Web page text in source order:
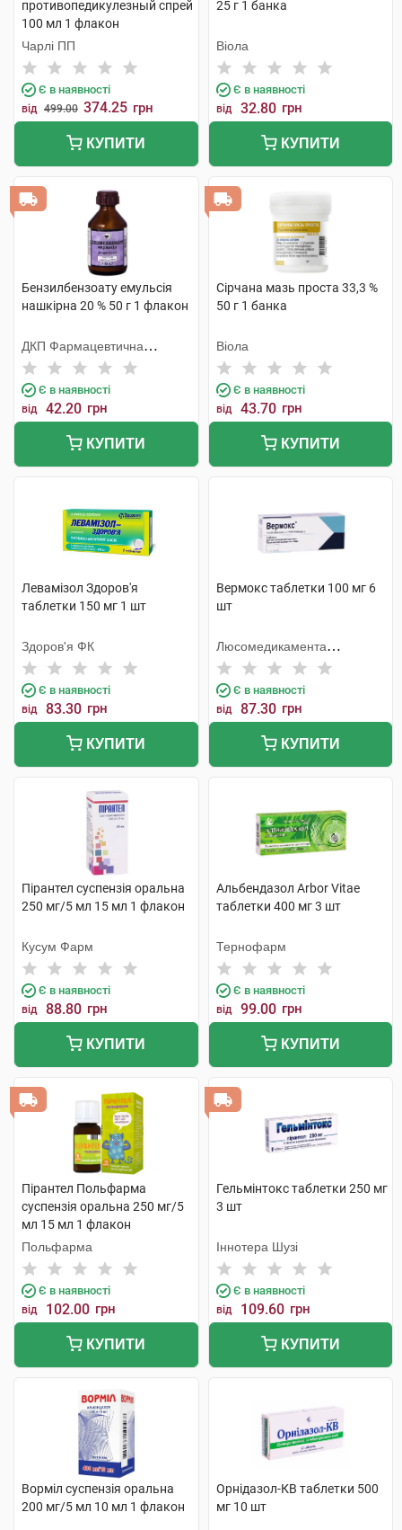
противопедикулезный спрей
100 мл 1 флакон
Чарлі ПП
Є в наявності
від 499.00 374.25 грн
КУПИТИ
25 г 1 банка
Віола
Є в наявності
від 32.80 грн
КУПИТИ
Бензилбензоату емульсія
нашкірна 20 % 50 г 1 флакон
ДКП Фармацевтична
фабрика
Є в наявності
від 42.20 грн
КУПИТИ
Сірчана мазь проста 33,3 %
50 г 1 банка
Віола
Є в наявності
від 43.70 грн
КУПИТИ
Левамізол Здоров'я
таблетки 150 мг 1 шт
Здоров'я ФК
Є в наявності
від 83.30 грн
КУПИТИ
Вермокс таблетки 100 мг 6
шт
Люсомедикамента
Сосьєдаде Текніка
Фармацеутика
Є в наявності
від 87.30 грн
КУПИТИ
Пірантел суспензія оральна
250 мг/5 мл 15 мл 1 флакон
Кусум Фарм
Є в наявності
від 88.80 грн
КУПИТИ
Альбендазол Arbor Vitae
таблетки 400 мг 3 шт
Тернофарм
Є в наявності
від 99.00 грн
КУПИТИ
Пірантел Польфарма
суспензія оральна 250 мг/5
мл 15 мл 1 флакон
Польфарма
Є в наявності
від 102.00 грн
КУПИТИ
Гельмінтокс таблетки 250 мг
3 шт
Іннотера Шузі
Є в наявності
від 109.60 грн
КУПИТИ
Ворміл суспензія оральна
200 мг/5 мл 10 мл 1 флакон
Орнідазол-КВ таблетки 500
мг 10 шт